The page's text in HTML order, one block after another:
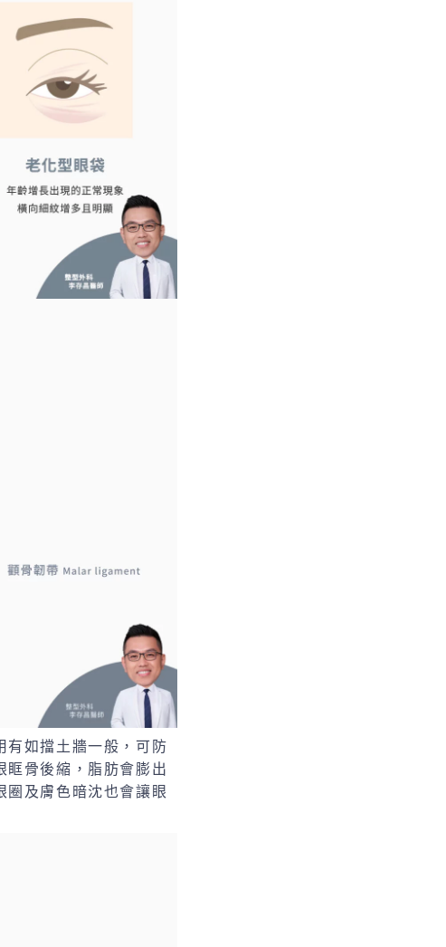
有如擋土牆一般，可防
眶骨後縮，脂肪會膨出
圈及膚色暗沈也會讓眼